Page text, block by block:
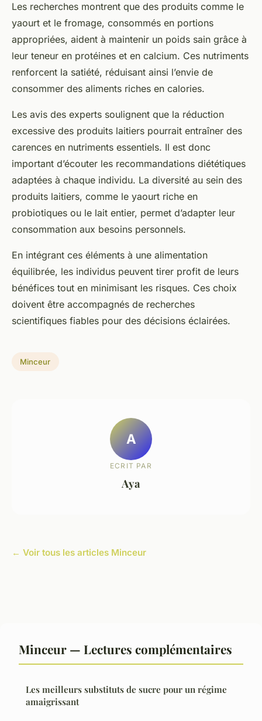
Les recherches montrent que des produits comme le
yaourt et le fromage, consommés en portions
appropriées, aident à maintenir un poids sain grâce à
leur teneur en protéines et en calcium. Ces nutriments
renforcent la satiété, réduisant ainsi l’envie de
consommer des aliments riches en calories.
Les avis des experts soulignent que la réduction
excessive des produits laitiers pourrait entraîner des
carences en nutriments essentiels. Il est donc
important d’écouter les recommandations diététiques
adaptées à chaque individu. La diversité au sein des
produits laitiers, comme le yaourt riche en
probiotiques ou le lait entier, permet d’adapter leur
consommation aux besoins personnels.
En intégrant ces éléments à une alimentation
équilibrée, les individus peuvent tirer profit de leurs
bénéfices tout en minimisant les risques. Ces choix
doivent être accompagnés de recherches
scientifiques fiables pour des décisions éclairées.
Minceur
A
ECRIT PAR
Aya
← Voir tous les articles Minceur
Minceur — Lectures complémentaires
Les meilleurs substituts de sucre pour un régime
amaigrissant